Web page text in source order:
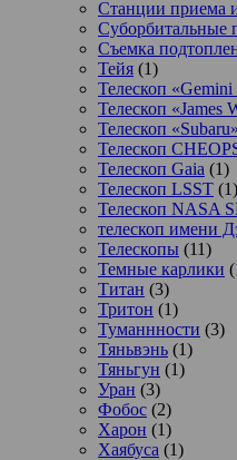
Станции приема
Суборбитальные
Съемка
Тейя (1)
Телескоп
Телескоп «James
Телескоп «Subaru»
Телескоп
Телескоп Gaia (1)
Телескоп LSST (1)
Телескоп NASA
телескоп имени
Телескопы (11)
Темные карлики
Титан (3)
Тритон (1)
Туманнности (3)
Тяньвэнь (1)
Тяньгун (1)
Уран (3)
Фобос (2)
Харон (1)
Хаябуса (1)